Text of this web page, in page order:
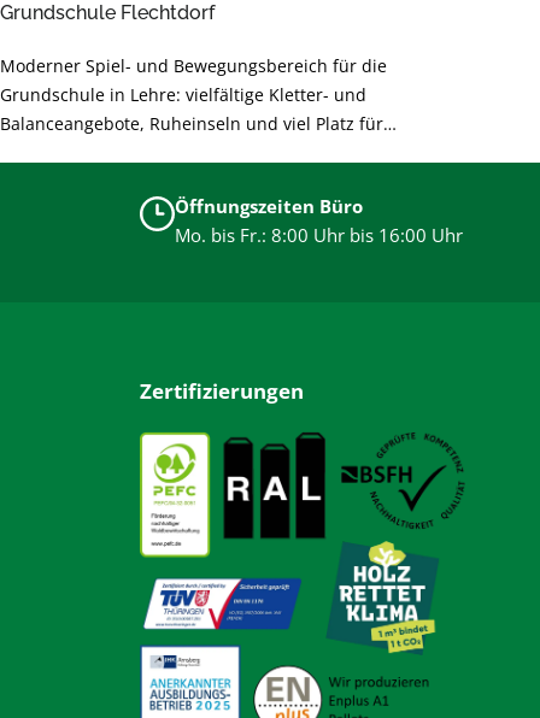
Grundschule Flechtdorf
Moderner Spiel- und Bewegungsbereich für die
Grundschule in Lehre: vielfältige Kletter- und
Balanceangebote, Ruheinseln und viel Platz für
unterstützen die Entwicklung der Kinder und sorgen für
unbeschwertes Spielen.
Öffnungszeiten Büro
Mo. bis Fr.: 8:00 Uhr bis 16:00 Uhr
Zertifizierungen